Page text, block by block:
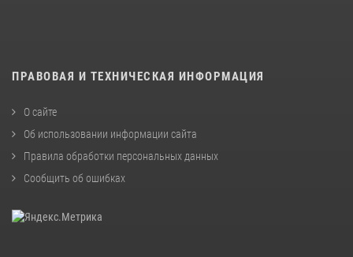
ПРАВОВАЯ И ТЕХНИЧЕСКАЯ ИНФОРМАЦИЯ
О сайте
Об использовании информации сайта
Правила обработки персональных данных
Сообщить об ошибках